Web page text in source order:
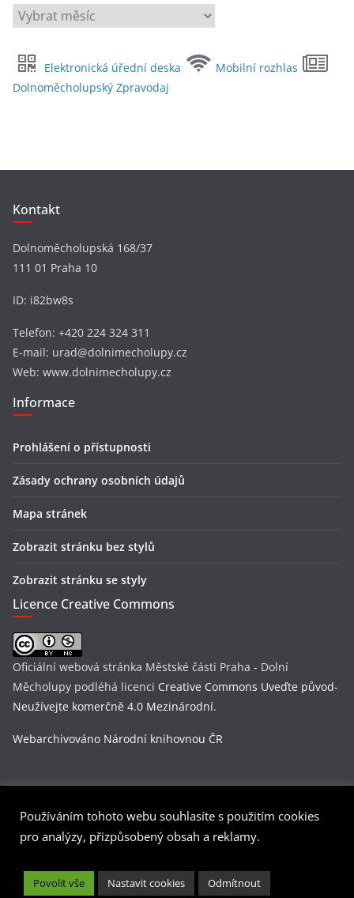
A
h
i
Elektronická úřední deska
Mobilní rozhlas
Dolnoměcholupský Zpravodaj
Kontakt
Dolnoměcholupská 168/37
111 01 Praha 10
ID: i82bw8s
Telefon: +420 224 324 311
E-mail: urad@dolnimecholupy.cz
Web: www.dolnimecholupy.cz
Informace
Prohlášení o přístupnosti
Zásady ochrany osobních údajů
Mapa stránek
Zobrazit stránku bez stylů
Zobrazit stránku se styly
Licence Creative Commons
Oficiální webová stránka Městské části Praha - Dolní
Měcholupy podléhá licenci Creative Commons Uveďte původ-
Neužívejte komerčně 4.0 Mezinárodní.
Webarchivováno Národní knihovnou ČR
Copyright © 2026Praha-Dolní Měcholupy. Všechna práva
Šablona:ColorMagod ThemeGrill. PoužívámeWordPress
češtině).
Používáním tohoto webu souhlasíte s použitím cookies
pro analýzy, přizpůsobený obsah a reklamy.
Povolit vše Nastavit cookies Odmítnout